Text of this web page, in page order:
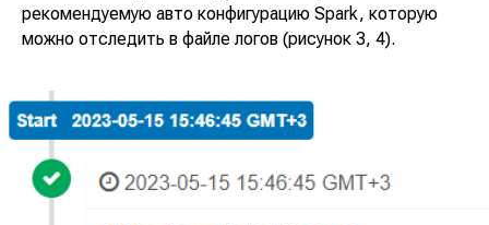
рекомендуемую авто конфигурацию Spark, которую
можно отследить в файле логов (рисунок 3, 4).